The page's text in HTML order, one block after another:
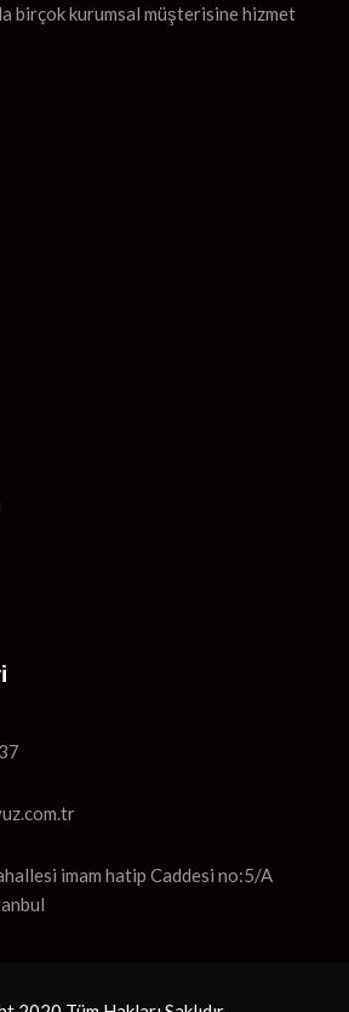
birçok kurumsal müşterisine hizmet
imam hatip Caddesi no:5/A